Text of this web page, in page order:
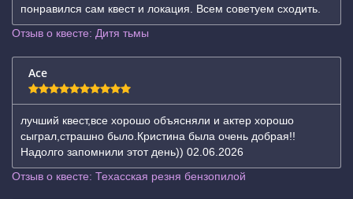
понравился сам квест и локация. Всем советуем сходить.
Отзыв о квесте: Дитя тьмы
Ace
лучший квест,все хорошо объясняли и актер хорошо
сыграл,страшно было.Кристина была очень добрая!!
Надолго запомнили этот день)) 02.06.2026
Отзыв о квесте: Техасская резня бензопилой